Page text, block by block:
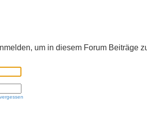
um in diesem Forum Beiträge